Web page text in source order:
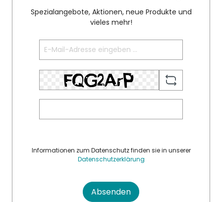
Spezialangebote, Aktionen, neue Produkte und
vieles mehr!
Informationen zum Datenschutz finden sie in unserer
Datenschutzerklärung
Absenden